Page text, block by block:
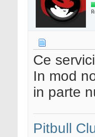
Ce
In mod
in parte
Pitbull